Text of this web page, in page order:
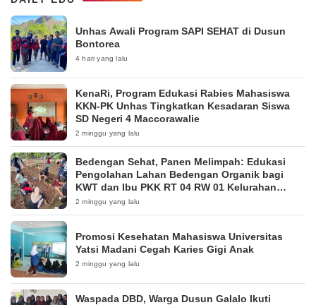
Unhas Awali Program SAPI SEHAT di Dusun
Bontorea
4 hari yang lalu
KenaRi, Program Edukasi Rabies Mahasiswa
KKN-PK Unhas Tingkatkan Kesadaran Siswa
SD Negeri 4 Maccorawalie
2 minggu yang lalu
Bedengan Sehat, Panen Melimpah: Edukasi
Pengolahan Lahan Bedengan Organik bagi
KWT dan Ibu PKK RT 04 RW 01 Kelurahan
Pakintelan
2 minggu yang lalu
Promosi Kesehatan Mahasiswa Universitas
Yatsi Madani Cegah Karies Gigi Anak
2 minggu yang lalu
Waspada DBD, Warga Dusun Galalo Ikuti